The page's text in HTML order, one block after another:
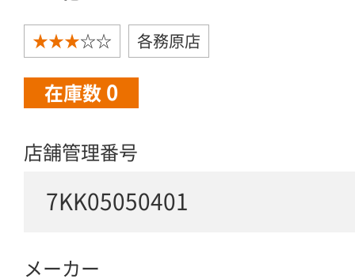
★★★☆☆ 各務原店
在庫数 0
店舗管理番号
7KK05050401
メーカー